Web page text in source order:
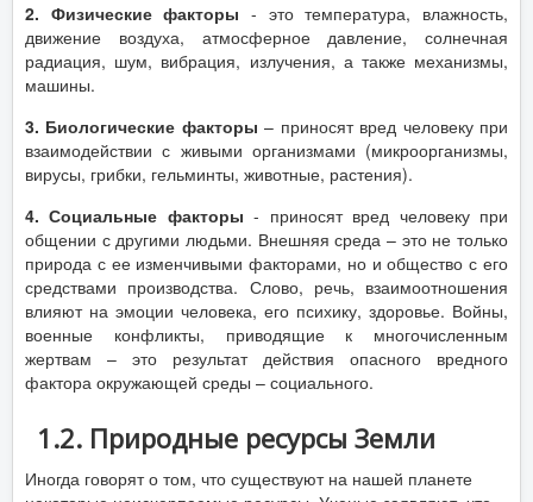
2. Физические факторы - это температура, влажность,
движение воздуха, атмосферное давление, солнечная
радиация, шум, вибрация, излучения, а также механизмы,
машины.
3. Биологические факторы – приносят вред человеку при
взаимодействии с живыми организмами (микроорганизмы,
вирусы, грибки, гельминты, животные, растения).
4. Социальные факторы - приносят вред человеку при
общении с другими людьми. Внешняя среда – это не только
природа с ее изменчивыми факторами, но и общество с его
средствами производства. Слово, речь, взаимоотношения
влияют на эмоции человека, его психику, здоровье. Войны,
военные конфликты, приводящие к многочисленным
жертвам – это результат действия опасного вредного
фактора окружающей среды – социального.
1.2. Природные ресурсы Земли
Иногда говорят о том, что существуют на нашей планете